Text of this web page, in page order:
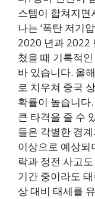
스템이 합쳐지면
나는 ‘폭탄 저기
2020 년과 2022
쳤을 때 기록적
바 있습니다. 올
로 치우쳐 중국
확률이 높습니다
큰 타격을 줄 수
들은 각별한 경
이상으로 예상되
락과 정전 사고
기간 중이라도
상 대비 태세를